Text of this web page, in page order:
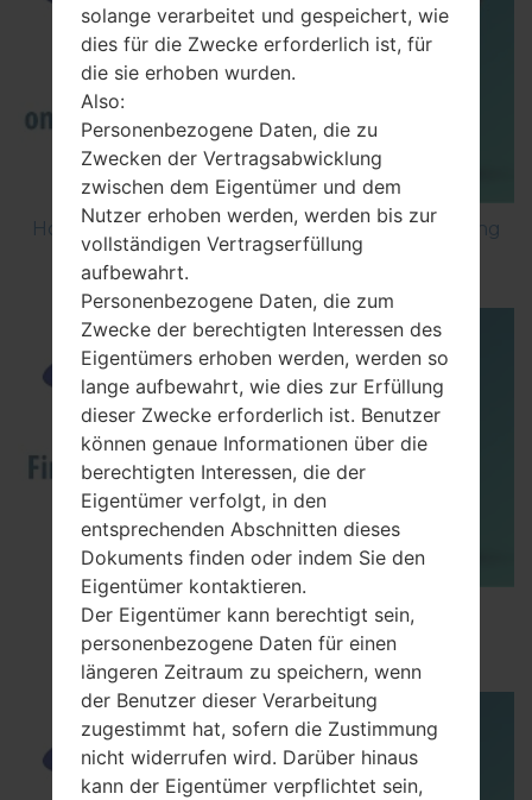
How to Factory Reset through code on Samsung
GT-S5560?
How to Flash Stock Firmware on Samsung
Smartphone using Odin?
solange verarbeitet und gespeichert, wie
dies für die Zwecke erforderlich ist, für
die sie erhoben wurden.
Also:
Personenbezogene Daten, die zu
Zwecken der Vertragsabwicklung
zwischen dem Eigentümer und dem
Nutzer erhoben werden, werden bis zur
vollständigen Vertragserfüllung
aufbewahrt.
Personenbezogene Daten, die zum
Zwecke der berechtigten Interessen des
Eigentümers erhoben werden, werden so
lange aufbewahrt, wie dies zur Erfüllung
dieser Zwecke erforderlich ist. Benutzer
können genaue Informationen über die
berechtigten Interessen, die der
Eigentümer verfolgt, in den
entsprechenden Abschnitten dieses
Dokuments finden oder indem Sie den
Eigentümer kontaktieren.
Der Eigentümer kann berechtigt sein,
personenbezogene Daten für einen
längeren Zeitraum zu speichern, wenn
der Benutzer dieser Verarbeitung
zugestimmt hat, sofern die Zustimmung
nicht widerrufen wird. Darüber hinaus
kann der Eigentümer verpflichtet sein,